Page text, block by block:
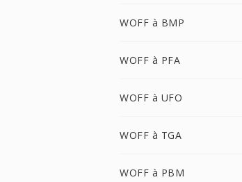
WOFF à BMP
WOFF à PFA
WOFF à UFO
WOFF à TGA
WOFF à PBM